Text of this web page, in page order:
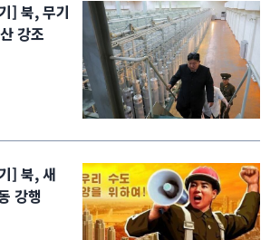
] 북, 무기
강조
] 북, 새
강행